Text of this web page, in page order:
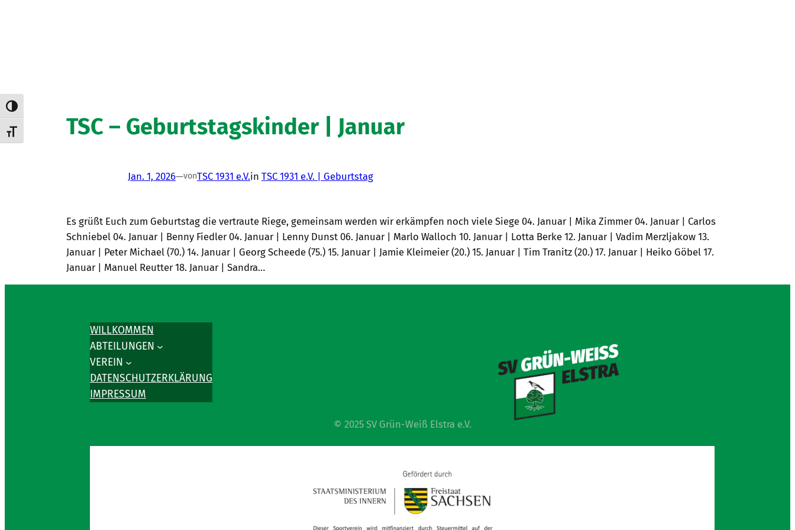
Umschalten auf hohe Kontraste
Schrift vergrößernTSC – Geburtstagskinder | Januar
Jan. 1, 2026—vonTSC 1931 e.V.in TSC 1931 e.V. | Geburtstag
Es grüßt Euch zum Geburtstag die vertraute Riege, gemeinsam werden wir erkämpfen noch viele Siege 04. Januar | Mika Zimmer 04. Januar | Carlos
Schniebel 04. Januar | Benny Fiedler 04. Januar | Lenny Dunst 06. Januar | Marlo Walloch 10. Januar | Lotta Berke 12. Januar | Vadim Merzljakow 13.
Januar | Peter Michael (70.) 14. Januar | Georg Scheede (75.) 15. Januar | Jamie Kleimeier (20.) 15. Januar | Tim Tranitz (20.) 17. Januar | Heiko Göbel 17.
Januar | Manuel Reutter 18. Januar | Sandra…
WILLKOMMEN
ABTEILUNGEN
VEREIN
DATENSCHUTZERKLÄRUNG
IMPRESSUM
© 2025 SV Grün-Weiß Elstra e.V.